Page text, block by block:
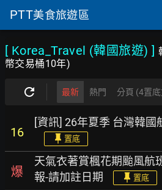
PTT美食旅遊區
[ Korea_Travel (韓國旅遊) ]
幣交易桶10年)
最新 熱門 分頁 (4置
16
[資訊] 26年夏季 台灣韓國
置底
爆
天氣衣著賞楓花期颱風航
報-請加註日期
置底